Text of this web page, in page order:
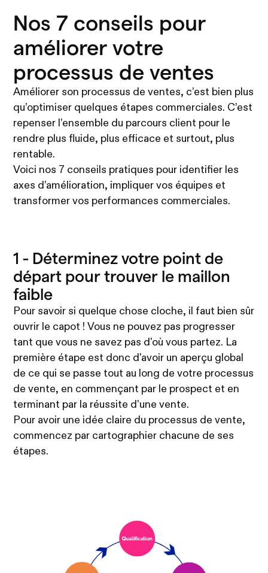
Nos 7 conseils pour
améliorer votre
processus de ventes
Améliorer son processus de ventes, c’est bien plus
qu’optimiser quelques étapes commerciales. C’est
repenser l’ensemble du parcours client pour le
rendre plus fluide, plus efficace et surtout, plus
rentable.
Voici nos 7 conseils pratiques pour identifier les
axes d’amélioration, impliquer vos équipes et
transformer vos performances commerciales.
1 - Déterminez votre point de
départ pour trouver le maillon
faible
Pour savoir si quelque chose cloche, il faut bien sûr
ouvrir le capot ! Vous ne pouvez pas progresser
tant que vous ne savez pas d'où vous partez. La
première étape est donc d'avoir un aperçu global
de ce qui se passe tout au long de votre processus
de vente, en commençant par le prospect et en
terminant par la réussite d'une vente.
Pour avoir une idée claire du processus de vente,
commencez par cartographier chacune de ses
étapes.